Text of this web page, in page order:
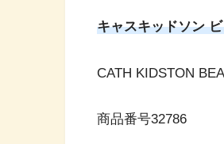
キャスキッドソン
CATH KIDSTON
商品番号32786